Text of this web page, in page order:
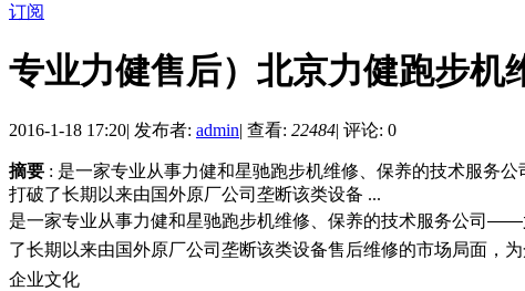
订阅
专业力健售后）北京力健跑步机
2016-1-18 17:20| 发布者: admin| 查看: 22484| 评论: 0
摘要 : 是一家专业从事力健和星驰跑步机维修、保养的技术服务
打破了长期以来由国外原厂公司垄断该类设备 ...
是一家专业从事力健和星驰跑步机维修、保养的技术服务公司
了长期以来由国外原厂公司垄断该类设备售后维修的市场局面，
企业文化